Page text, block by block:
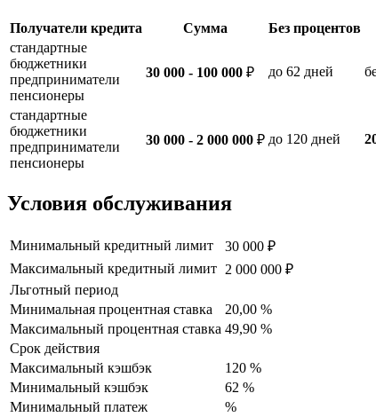
Получатели кредита Сумма Без процентов
стандартные
бюджетники
предприниматели
пенсионеры
30 000 - 100 000 ₽ до 62 дней
стандартные
бюджетники
предприниматели
пенсионеры
30 000 - 2 000 000 ₽ до 120 дней
Условия обслуживания
Минимальный кредитный лимит
30 000 ₽
Максимальный кредитный лимит 2 000 000 ₽
Льготный период
Минимальная процентная ставка
20,00 %
Максимальный процентная ставка 49,90 %
Срок действия
Максимальный кэшбэк
120 %
Минимальный кэшбэк
62 %
Минимальный платеж
%